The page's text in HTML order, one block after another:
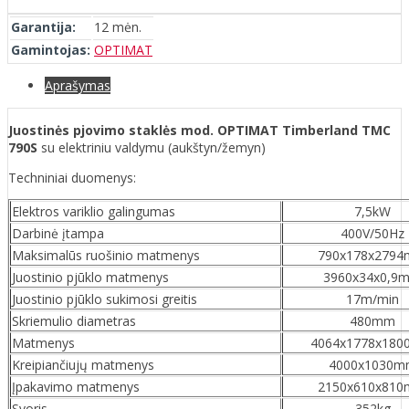
Garantija:
12 mėn.
Gamintojas: OPTIMAT
Aprašymas
Juostinės pjovimo staklės mod. OPTIMAT Timberland TMC
790S su elektriniu valdymu (aukštyn/žemyn)
Techniniai duomenys:
Elektros variklio galingumas
7,5kW
Darbinė įtampa
400V/50Hz
Maksimalūs ruošinio matmenys
Juostinio pjūklo matmenys
Juostinio pjūklo sukimosi greitis
17m/min
Skriemulio diametras
480mm
Matmenys
Kreipiančiujų matmenys
Įpakavimo matmenys